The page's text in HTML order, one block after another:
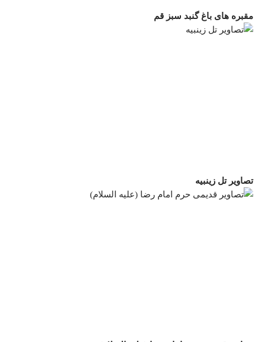
مقبره های باغ گنبد سبز قم
تصاویر تل زینبیه